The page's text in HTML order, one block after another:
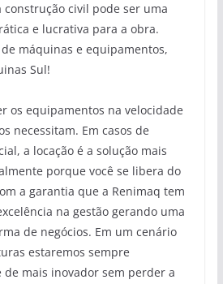
civil pode ser uma
e lucrativa para a obra.
máquinas e equipamentos,
Sul!
os equipamentos na velocidade
necessitam. Em casos de
a locação é a solução mais
porque você se libera do
a garantia que a Renimaq tem
na gestão gerando uma
de negócios. Em um cenário
estaremos sempre
mais inovador sem perder a